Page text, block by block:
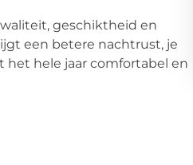
geschiktheid en
een betere nachtrust, je
het hele jaar comfortabel en